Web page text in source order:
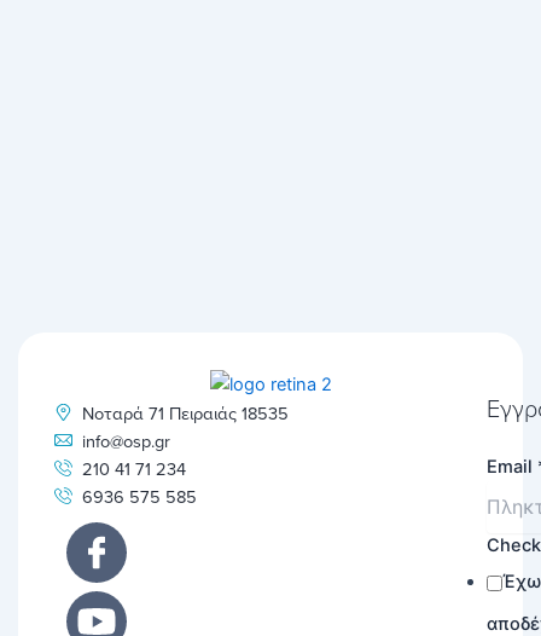
Νοταρά 71 Πειραιάς 18535
info@osp.gr
210 41 71 234
6936 575 585
Email
Έχω